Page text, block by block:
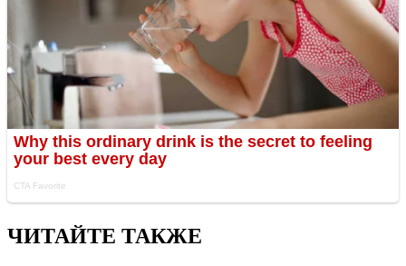
ЧИТАЙТЕ ТАКЖЕ